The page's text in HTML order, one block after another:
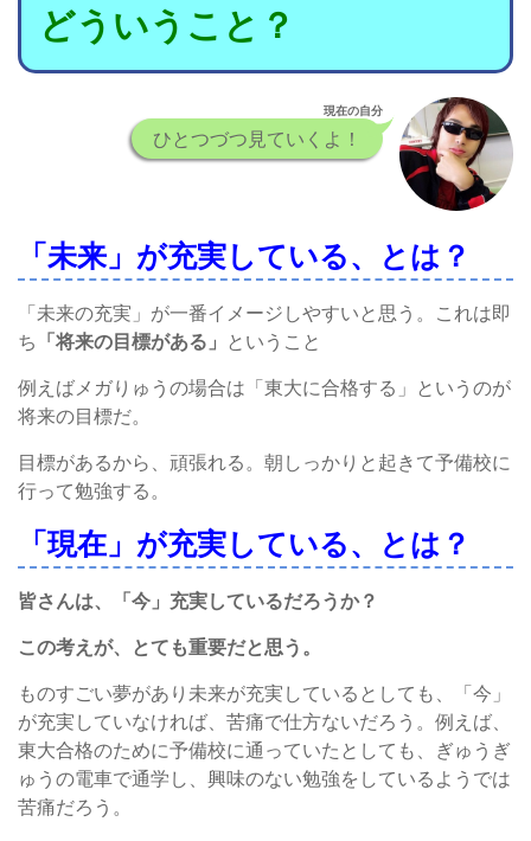
どういうこと？
現在の自分
ひとつづつ見ていくよ！
「未来」が充実している、とは？
「未来の充実」が一番イメージしやすいと思う。これは即
ち 「将来の目標がある」 ということ
例えばメガりゅうの場合は「東大に合格する」というのが
将来の目標だ。
目標があるから、頑張れる。朝しっかりと起きて予備校に
行って勉強する。
「現在」が充実している、とは？
皆さんは、「今」充実しているだろうか？
この考えが、とても重要だと思う。
ものすごい夢があり未来が充実しているとしても、「今」
が充実していなければ、苦痛で仕方ないだろう。例えば、
東大合格のために予備校に通っていたとしても、ぎゅうぎ
ゅうの電車で通学し、興味のない勉強をしているようでは
苦痛だろう。